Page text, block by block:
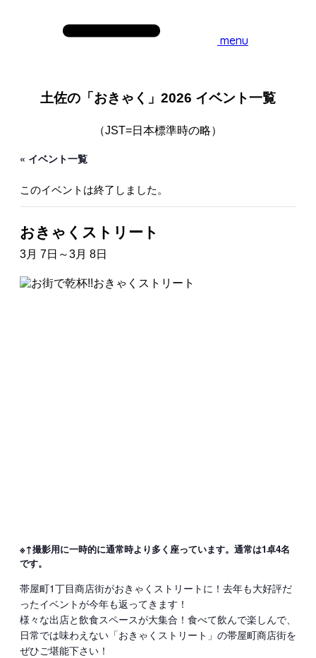
menu
土佐の「おきゃく」2026 イベント一覧
（JST=日本標準時の略）
« イベント一覧
このイベントは終了しました。
おきゃくストリート
3月 7日 ～3月 8日
※↑撮影用に一時的に通常時より多く座っています。通常は1卓4名
です。
帯屋町1丁目商店街がおきゃくストリートに！去年も大好評だ
ったイベントが今年も返ってきます！
様々な出店と飲食スペースが大集合！食べて飲んで楽しんで、
日常では味わえない「おきゃくストリート」の帯屋町商店街を
ぜひご堪能下さい！